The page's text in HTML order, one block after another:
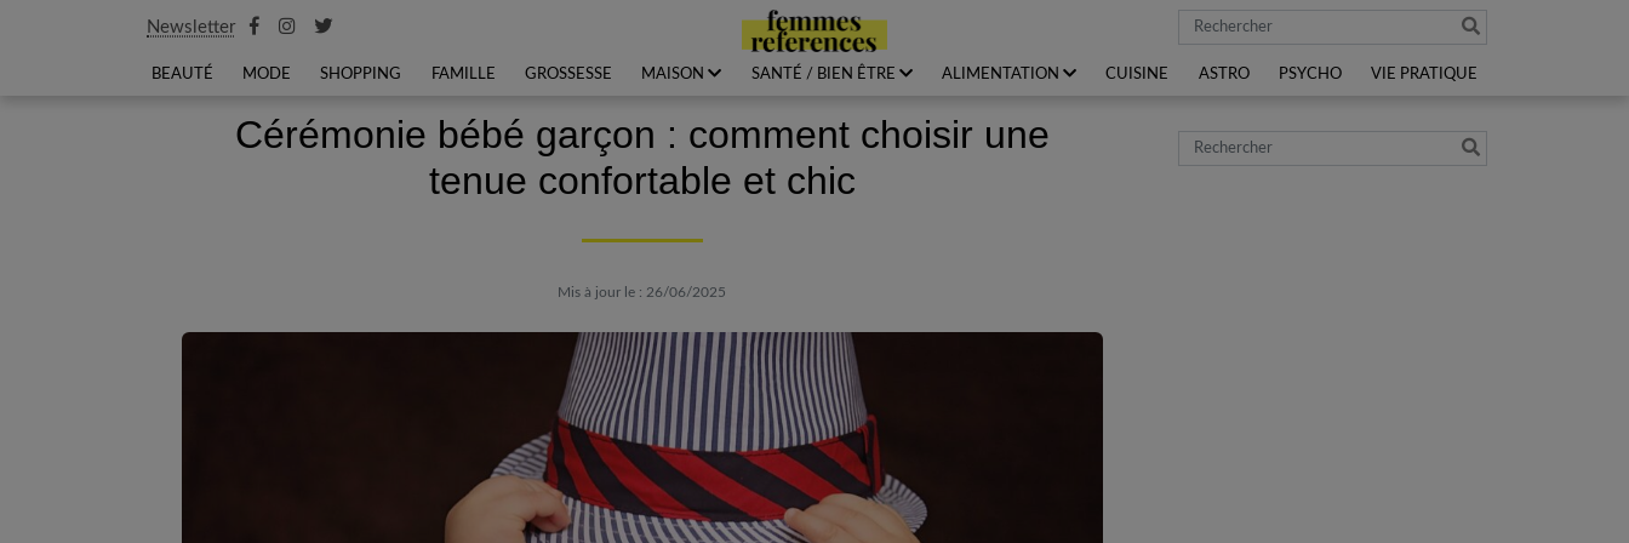
Newsletter Rechercher
BEAUTÉ MODE SHOPPING FAMILLE GROSSESSE MAISON SANTÉ / BIEN ÊTRE ALIMENTATION CUISINE ASTRO PSYCHO VIE PRATIQUE
Cérémonie bébé garçon : comment choisir une
tenue confortable et chic
Mis à jour le : 26/06/2025
Rechercher